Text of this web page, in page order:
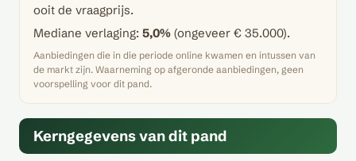
ooit de vraagprijs.
Mediane verlaging: 5,0% (ongeveer € 35.000).
Aanbiedingen die in die periode online kwamen en intussen van
de markt zijn. Waarneming op afgeronde aanbiedingen, geen
voorspelling voor dit pand.
Kerngegevens van dit pand